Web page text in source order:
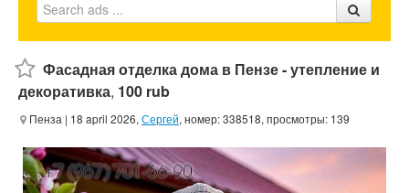
FAQ
Blog
Фасадная отделка дома в Пензе - утепление и
декоративка, 100 rub
Пенза | 18 april 2026, Сергей, номер: 338518, просмотры: 139